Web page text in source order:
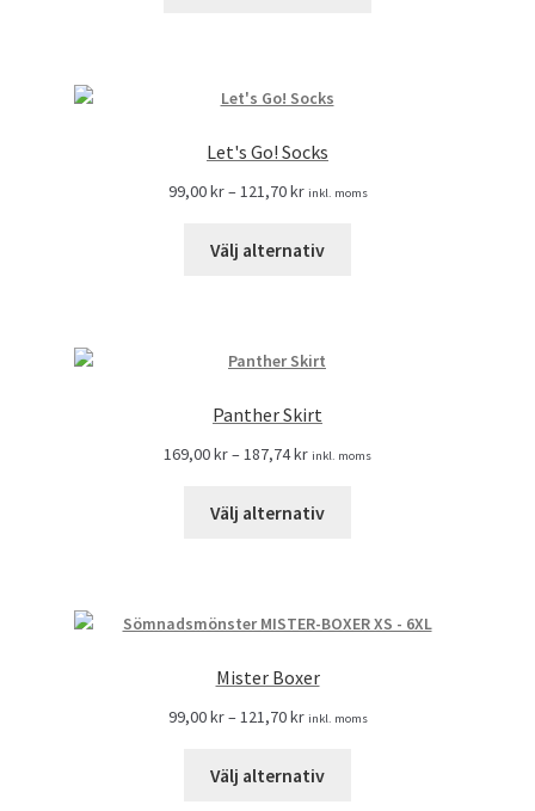
Let's Go! Socks
99,00kr–121,70kr inkl. moms
Välj alternativ
Panther Skirt
169,00kr–187,74kr inkl. moms
Välj alternativ
Mister Boxer
99,00kr–121,70kr inkl. moms
Välj alternativ